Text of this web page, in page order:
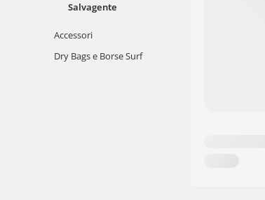
Salvagente
Accessori
Dry Bags e Borse Surf